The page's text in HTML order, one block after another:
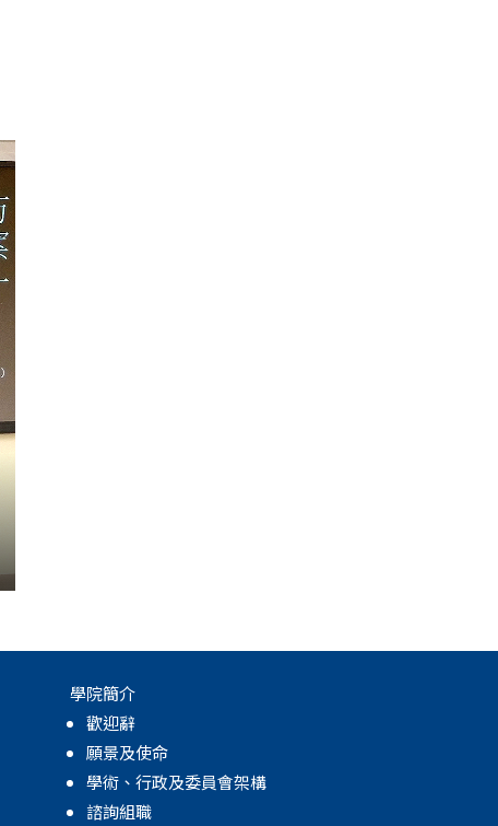
學院簡介
歡迎辭
願景及使命
學術、行政及委員會架構
諮詢組職